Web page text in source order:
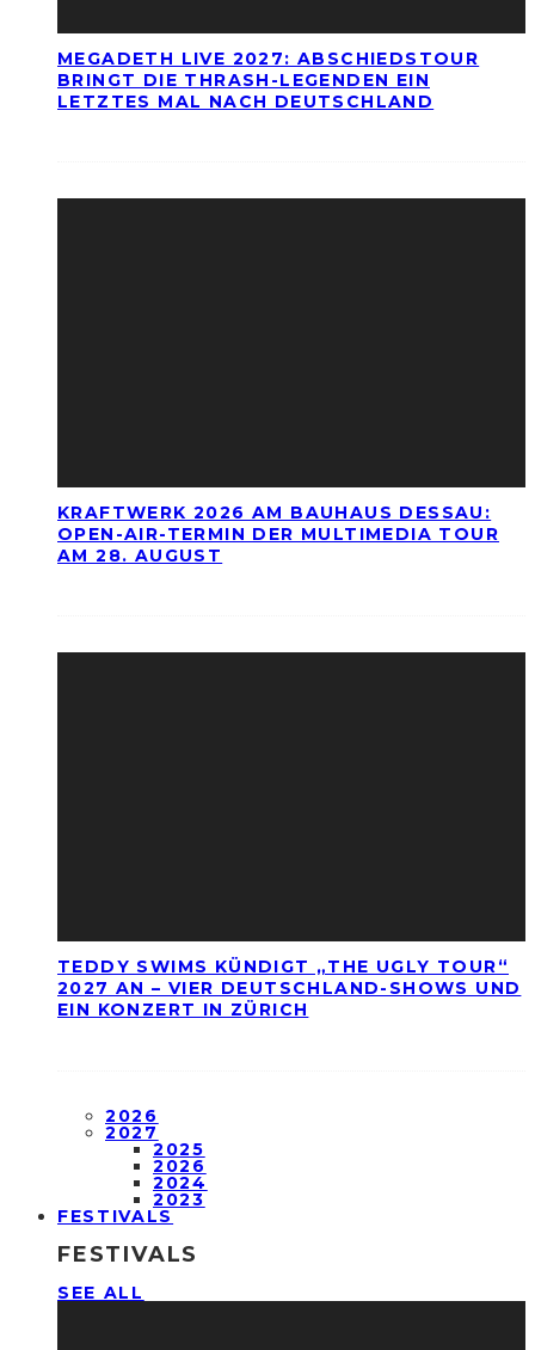
MEGADETH LIVE 2027: ABSCHIEDSTOUR
BRINGT DIE THRASH-LEGENDEN EIN
LETZTES MAL NACH DEUTSCHLAND
KRAFTWERK 2026 AM BAUHAUS DESSAU:
OPEN-AIR-TERMIN DER MULTIMEDIA TOUR
AM 28. AUGUST
TEDDY SWIMS KÜNDIGT „THE UGLY TOUR“
2027 AN – VIER DEUTSCHLAND-SHOWS UND
EIN KONZERT IN ZÜRICH
2026
2027
2025
2026
2024
2023
FESTIVALS
FESTIVALS
SEE ALL